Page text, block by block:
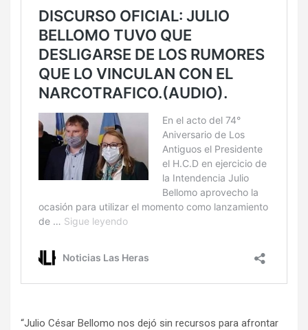
“Julio César Bellomo nos dejó sin recursos para afrontar